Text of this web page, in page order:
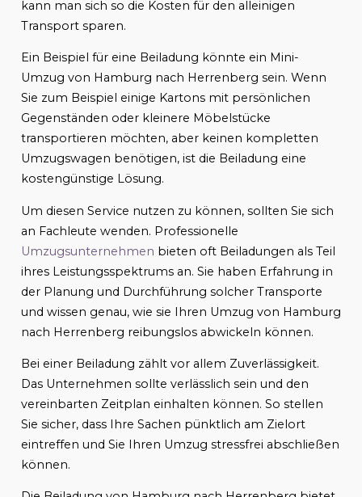
kann man sich so die Kosten für den alleinigen
Transport sparen.
Ein Beispiel für eine Beiladung könnte ein Mini-
Umzug von Hamburg nach Herrenberg sein. Wenn
Sie zum Beispiel einige Kartons mit persönlichen
Gegenständen oder kleinere Möbelstücke
transportieren möchten, aber keinen kompletten
Umzugswagen benötigen, ist die Beiladung eine
kostengünstige Lösung.
Um diesen Service nutzen zu können, sollten Sie sich
an Fachleute wenden. Professionelle
Umzugsunternehmen bieten oft Beiladungen als Teil
ihres Leistungsspektrums an. Sie haben Erfahrung in
der Planung und Durchführung solcher Transporte
und wissen genau, wie sie Ihren Umzug von Hamburg
nach Herrenberg reibungslos abwickeln können.
Bei einer Beiladung zählt vor allem Zuverlässigkeit.
Das Unternehmen sollte verlässlich sein und den
vereinbarten Zeitplan einhalten können. So stellen
Sie sicher, dass Ihre Sachen pünktlich am Zielort
eintreffen und Sie Ihren Umzug stressfrei abschließen
können.